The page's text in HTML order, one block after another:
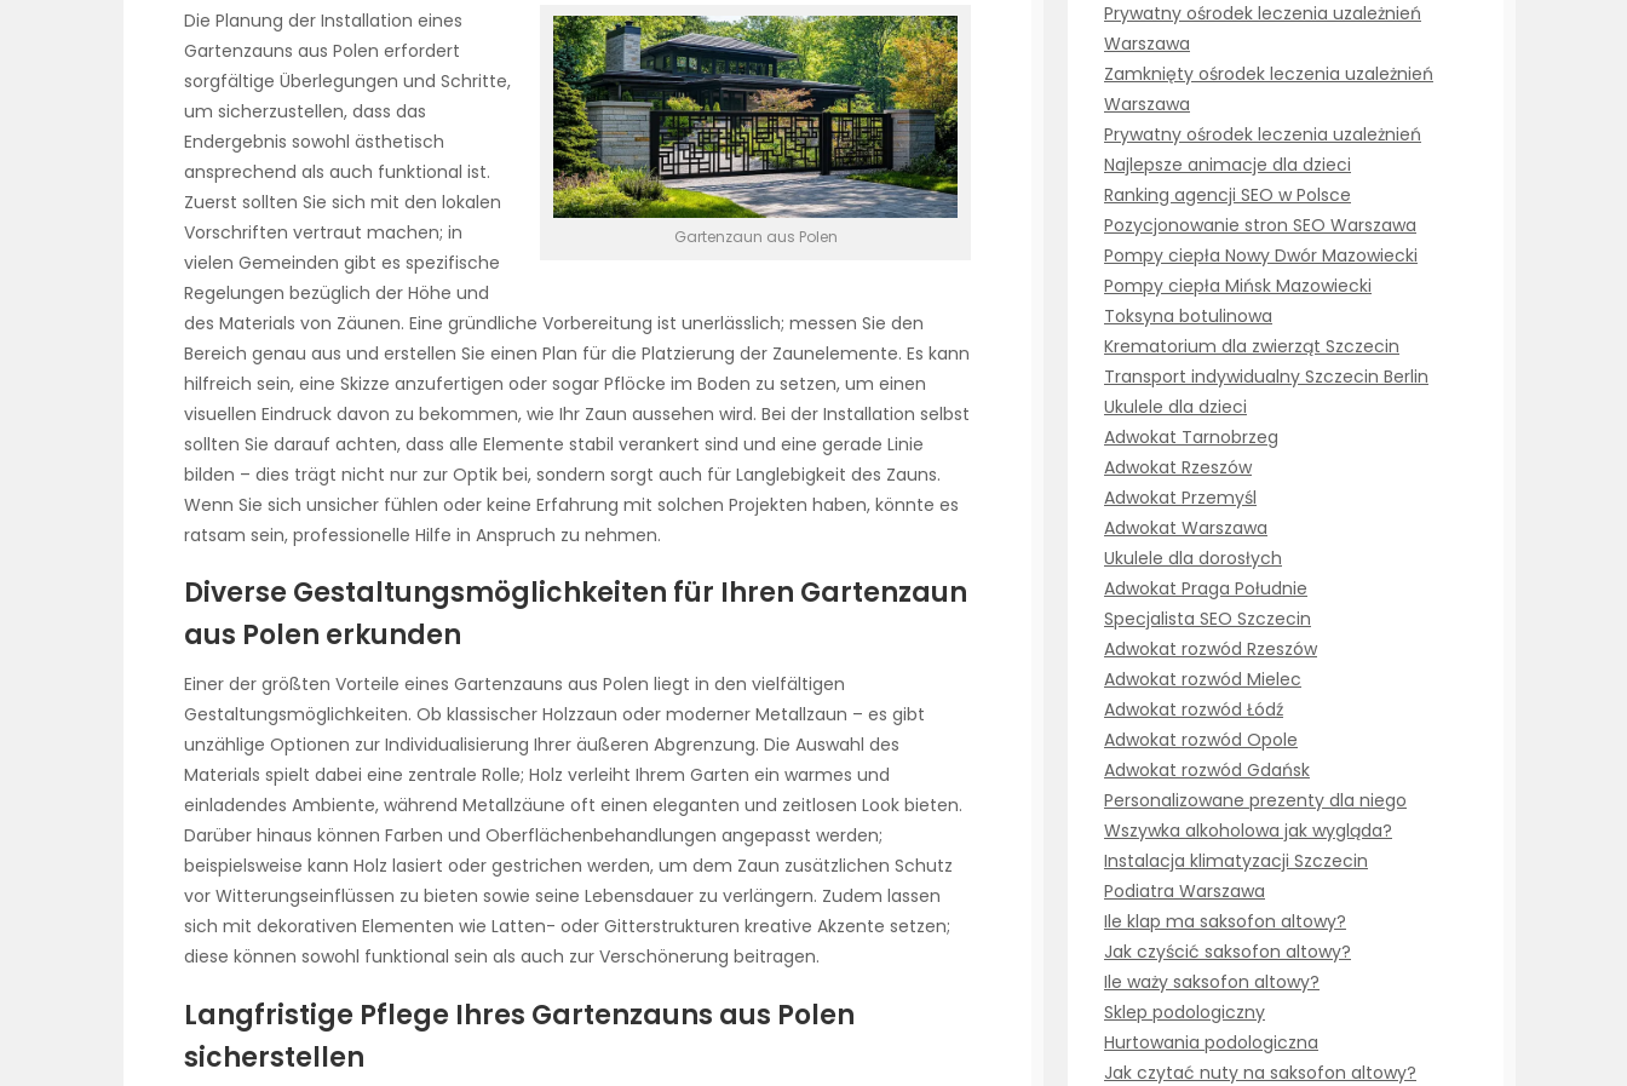
Gartenzaun aus Polen
Die Planung der Installation eines
Gartenzauns aus Polen erfordert
sorgfältige Überlegungen und Schritte,
um sicherzustellen, dass das
Endergebnis sowohl ästhetisch
ansprechend als auch funktional ist.
Zuerst sollten Sie sich mit den lokalen
Vorschriften vertraut machen; in
vielen Gemeinden gibt es spezifische
Regelungen bezüglich der Höhe und
des Materials von Zäunen. Eine gründliche Vorbereitung ist unerlässlich; messen Sie den
Bereich genau aus und erstellen Sie einen Plan für die Platzierung der Zaunelemente. Es kann
hilfreich sein, eine Skizze anzufertigen oder sogar Pflöcke im Boden zu setzen, um einen
visuellen Eindruck davon zu bekommen, wie Ihr Zaun aussehen wird. Bei der Installation selbst
sollten Sie darauf achten, dass alle Elemente stabil verankert sind und eine gerade Linie
bilden – dies trägt nicht nur zur Optik bei, sondern sorgt auch für Langlebigkeit des Zauns.
Wenn Sie sich unsicher fühlen oder keine Erfahrung mit solchen Projekten haben, könnte es
ratsam sein, professionelle Hilfe in Anspruch zu nehmen.
Diverse Gestaltungsmöglichkeiten für Ihren Gartenzaun
aus Polen erkunden
Einer der größten Vorteile eines Gartenzauns aus Polen liegt in den vielfältigen
Gestaltungsmöglichkeiten. Ob klassischer Holzzaun oder moderner Metallzaun – es gibt
unzählige Optionen zur Individualisierung Ihrer äußeren Abgrenzung. Die Auswahl des
Materials spielt dabei eine zentrale Rolle; Holz verleiht Ihrem Garten ein warmes und
einladendes Ambiente, während Metallzäune oft einen eleganten und zeitlosen Look bieten.
Darüber hinaus können Farben und Oberflächenbehandlungen angepasst werden;
beispielsweise kann Holz lasiert oder gestrichen werden, um dem Zaun zusätzlichen Schutz
vor Witterungseinflüssen zu bieten sowie seine Lebensdauer zu verlängern. Zudem lassen
sich mit dekorativen Elementen wie Latten- oder Gitterstrukturen kreative Akzente setzen;
diese können sowohl funktional sein als auch zur Verschönerung beitragen.
Langfristige Pflege Ihres Gartenzauns aus Polen
sicherstellen
Prywatny ośrodek leczenia uzależnień
Warszawa
Zamknięty ośrodek leczenia uzależnień
Warszawa
Prywatny ośrodek leczenia uzależnień
Najlepsze animacje dla dzieci
Ranking agencji SEO w Polsce
Pozycjonowanie stron SEO Warszawa
Pompy ciepła Nowy Dwór Mazowiecki
Pompy ciepła Mińsk Mazowiecki
Toksyna botulinowa
Krematorium dla zwierząt Szczecin
Transport indywidualny Szczecin Berlin
Ukulele dla dzieci
Adwokat Tarnobrzeg
Adwokat Rzeszów
Adwokat Przemyśl
Adwokat Warszawa
Ukulele dla dorosłych
Adwokat Praga Południe
Specjalista SEO Szczecin
Adwokat rozwód Rzeszów
Adwokat rozwód Mielec
Adwokat rozwód Łódź
Adwokat rozwód Opole
Adwokat rozwód Gdańsk
Personalizowane prezenty dla niego
Wszywka alkoholowa jak wygląda?
Instalacja klimatyzacji Szczecin
Podiatra Warszawa
Ile klap ma saksofon altowy?
Jak czyścić saksofon altowy?
Ile waży saksofon altowy?
Sklep podologiczny
Hurtowania podologiczna
Jak czytać nuty na saksofon altowy?